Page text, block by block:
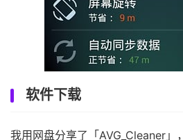
软件下载
我用网盘分享了「AVG_Cleaner」